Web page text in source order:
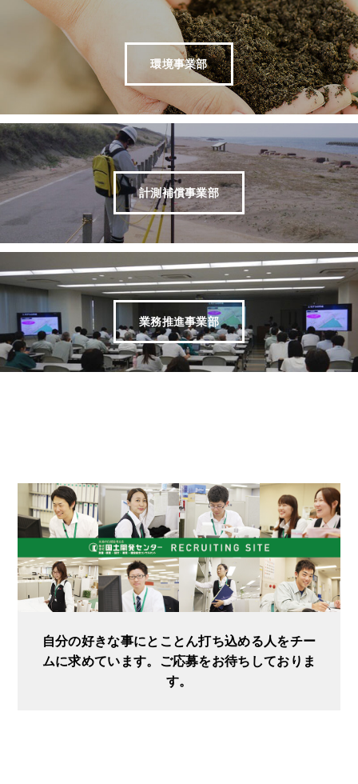
環境事業部
計測補償事業部
業務推進事業部
自分の好きな事にとことん打ち込める人をチー
ムに求めています。ご応募をお待ちしておりま
す。